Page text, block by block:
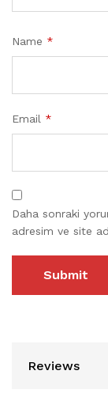
Name *
Email *
Daha sonraki
adresim ve site
Reviews